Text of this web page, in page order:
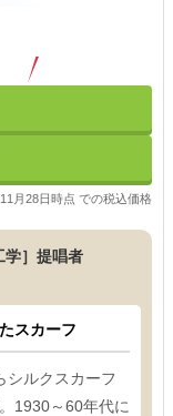
月28日時点 での税込価格
学］提唱者
スカーフ
シルクスカーフ
1930～60年代に